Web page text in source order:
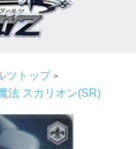
ツトップ
法 スカリオン(SR)